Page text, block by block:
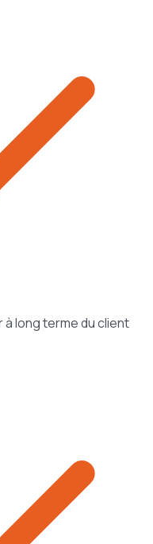
à long terme du client